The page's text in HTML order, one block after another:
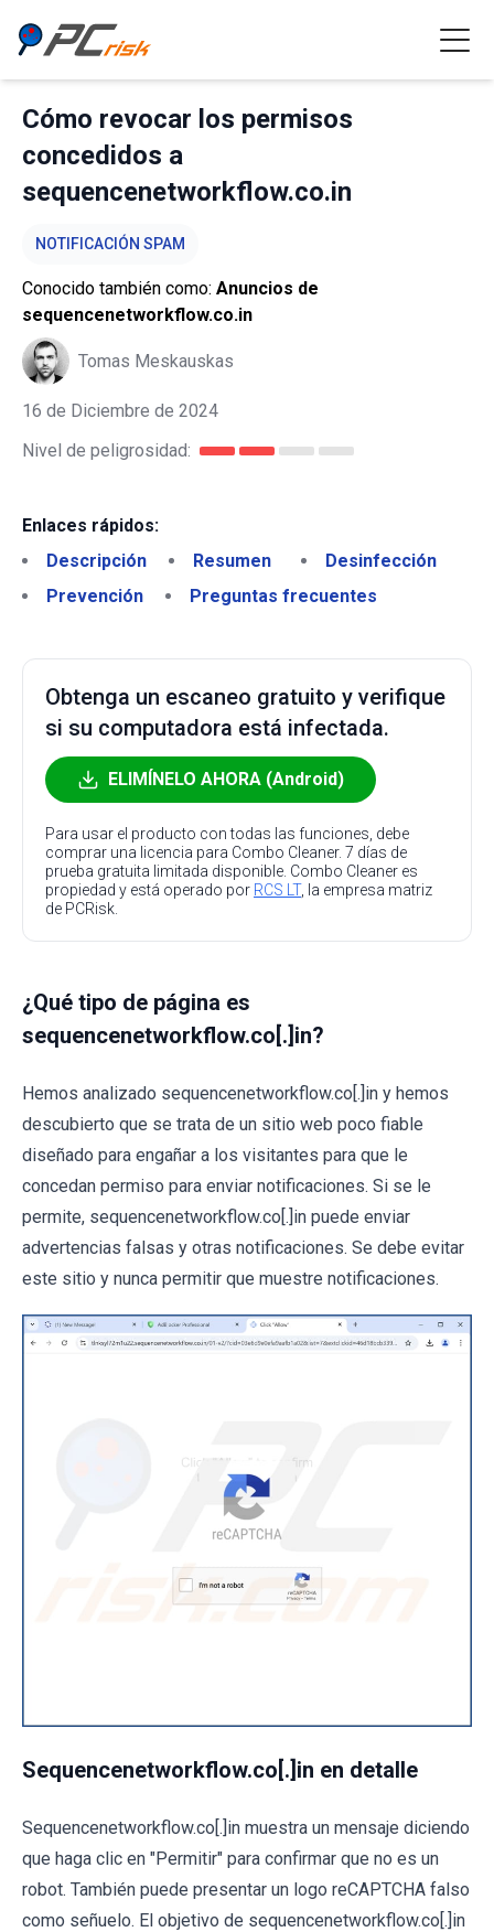
Cómo revocar los permisos
concedidos a
sequencenetworkflow.co.in
NOTIFICACIÓN SPAM
Conocido también como: Anuncios de
sequencenetworkflow.co.in
Tomas Meskauskas
16 de Diciembre de 2024
Nivel de peligrosidad:
Enlaces rápidos:
Descripción
Resumen
Desinfección
Prevención
Preguntas frecuentes
Obtenga un escaneo gratuito y verifique
si su computadora está infectada.
ELIMÍNELO AHORA (Android)
Para usar el producto con todas las funciones, debe
comprar una licencia para Combo Cleaner. 7 días de
prueba gratuita limitada disponible. Combo Cleaner es
propiedad y está operado por RCS LT, la empresa matriz
de PCRisk.
¿Qué tipo de página es
sequencenetworkflow.co[.]in?
Hemos analizado sequencenetworkflow.co[.]in y hemos
descubierto que se trata de un sitio web poco fiable
diseñado para engañar a los visitantes para que le
concedan permiso para enviar notificaciones. Si se le
permite, sequencenetworkflow.co[.]in puede enviar
advertencias falsas y otras notificaciones. Se debe evitar
este sitio y nunca permitir que muestre notificaciones.
Sequencenetworkflow.co[.]in en detalle
Sequencenetworkflow.co[.]in muestra un mensaje diciendo
que haga clic en "Permitir" para confirmar que no es un
robot. También puede presentar un logo reCAPTCHA falso
como señuelo. El objetivo de sequencenetworkflow.co[.]in